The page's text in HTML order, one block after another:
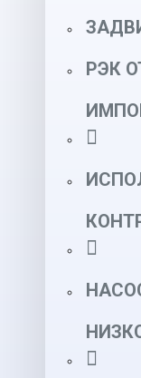
РЭК